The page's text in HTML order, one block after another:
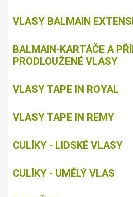
VLASY BALMAIN
BALMAIN-KARTÁČE A
PRODLOUŽENÉ VLASY
VLASY TAPE IN ROYAL
VLASY TAPE IN REMY
CULÍKY - LIDSKÉ VLASY
CULÍKY - UMĚLÝ VLAS